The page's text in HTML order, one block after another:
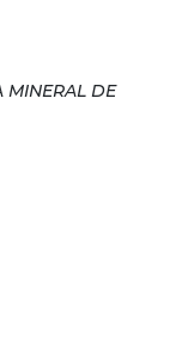
MINERAL DE